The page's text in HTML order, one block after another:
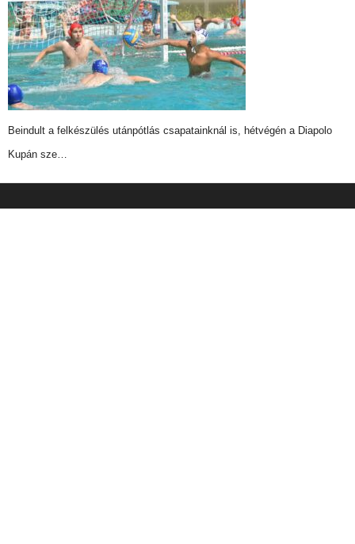
Beindult a felkészülés utánpótlás csapatainknál is, hétvégén a Diapolo
Kupán sze…